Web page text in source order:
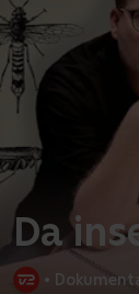
Da
•